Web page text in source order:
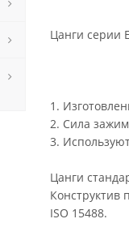
Цанги серии
1.
2. Сила
3.
Цанги
Конструктив
ISO 15488.